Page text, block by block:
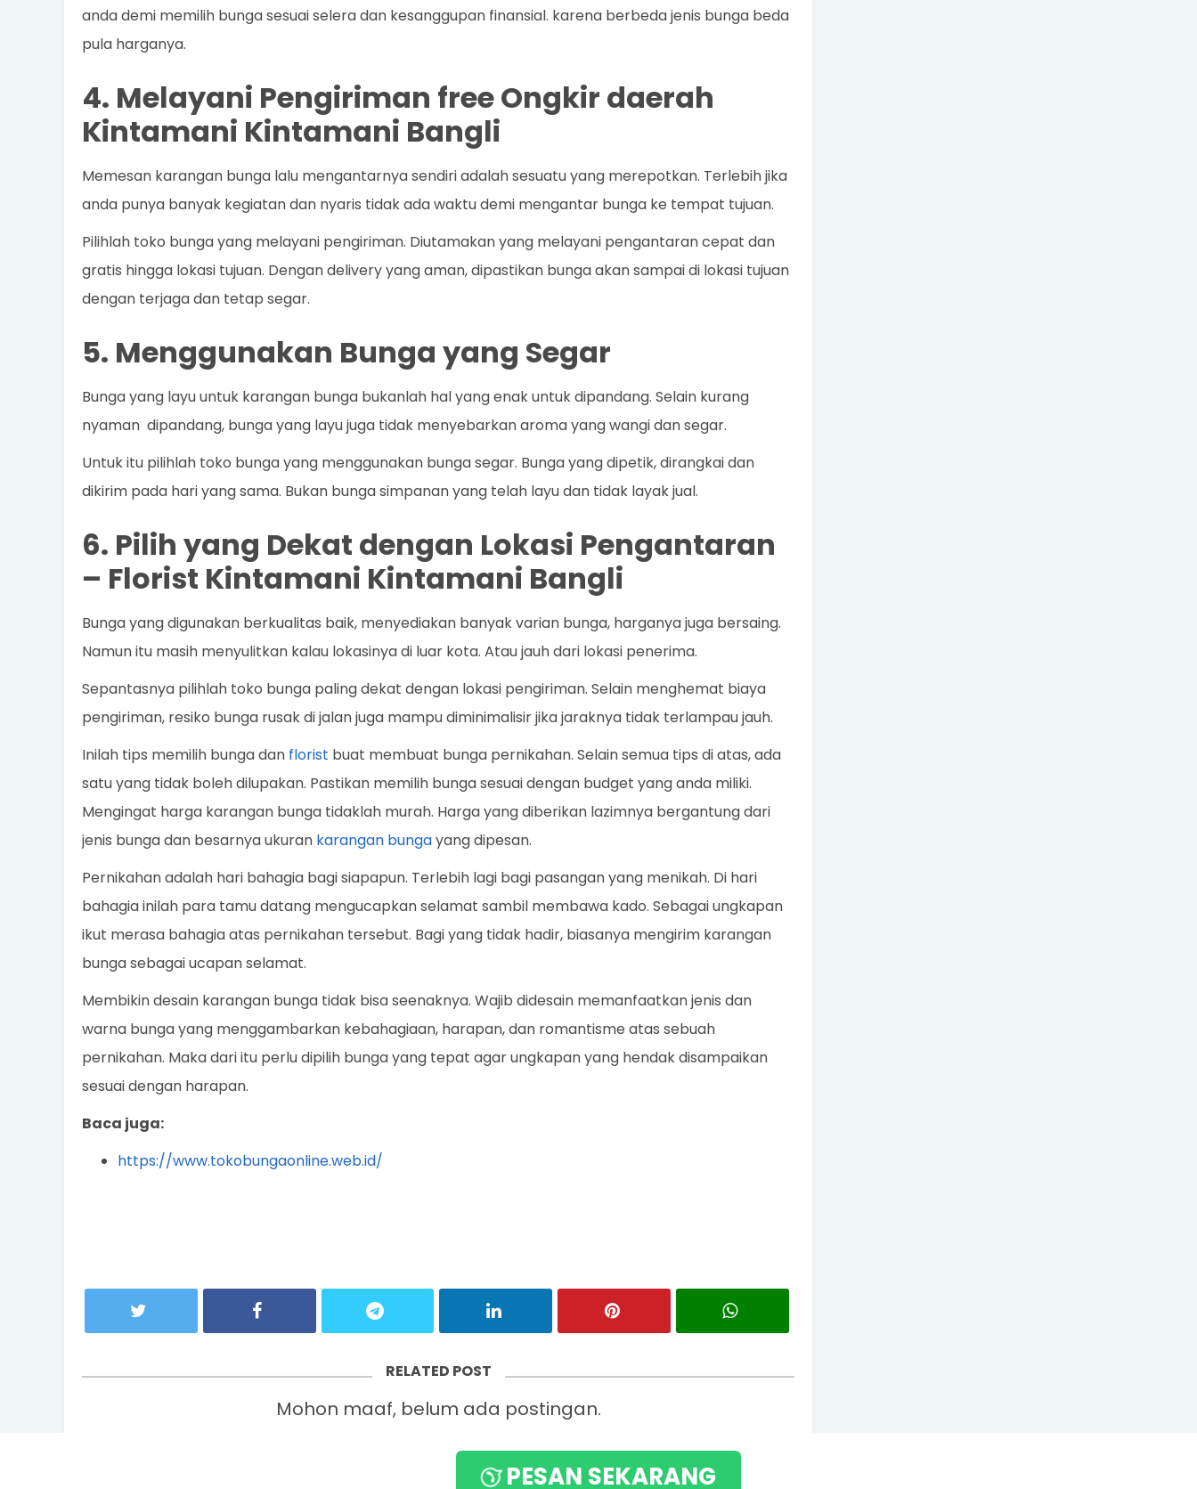
anda demi memilih bunga sesuai selera dan kesanggupan finansial. karena berbeda jenis bunga beda
pula harganya.
4. Melayani Pengiriman free Ongkir daerah
Kintamani Kintamani Bangli
Memesan karangan bunga lalu mengantarnya sendiri adalah sesuatu yang merepotkan. Terlebih jika
anda punya banyak kegiatan dan nyaris tidak ada waktu demi mengantar bunga ke tempat tujuan.
Pilihlah toko bunga yang melayani pengiriman. Diutamakan yang melayani pengantaran cepat dan
gratis hingga lokasi tujuan. Dengan delivery yang aman, dipastikan bunga akan sampai di lokasi tujuan
dengan terjaga dan tetap segar.
5. Menggunakan Bunga yang Segar
Bunga yang layu untuk karangan bunga bukanlah hal yang enak untuk dipandang. Selain kurang
nyaman dipandang, bunga yang layu juga tidak menyebarkan aroma yang wangi dan segar.
Untuk itu pilihlah toko bunga yang menggunakan bunga segar. Bunga yang dipetik, dirangkai dan
dikirim pada hari yang sama. Bukan bunga simpanan yang telah layu dan tidak layak jual.
6. Pilih yang Dekat dengan Lokasi Pengantaran
– Florist Kintamani Kintamani Bangli
Bunga yang digunakan berkualitas baik, menyediakan banyak varian bunga, harganya juga bersaing.
Namun itu masih menyulitkan kalau lokasinya di luar kota. Atau jauh dari lokasi penerima.
Sepantasnya pilihlah toko bunga paling dekat dengan lokasi pengiriman. Selain menghemat biaya
pengiriman, resiko bunga rusak di jalan juga mampu diminimalisir jika jaraknya tidak terlampau jauh.
Inilah tips memilih bunga dan florist buat membuat bunga pernikahan. Selain semua tips di atas, ada
satu yang tidak boleh dilupakan. Pastikan memilih bunga sesuai dengan budget yang anda miliki.
Mengingat harga karangan bunga tidaklah murah. Harga yang diberikan lazimnya bergantung dari
jenis bunga dan besarnya ukuran karangan bungayang dipesan.
Pernikahan adalah hari bahagia bagi siapapun. Terlebih lagi bagi pasangan yang menikah. Di hari
bahagia inilah para tamu datang mengucapkan selamat sambil membawa kado. Sebagai ungkapan
ikut merasa bahagia atas pernikahan tersebut. Bagi yang tidak hadir, biasanya mengirim karangan
bunga sebagai ucapan selamat.
Membikin desain karangan bunga tidak bisa seenaknya. Wajib didesain memanfaatkan jenis dan
warna bunga yang menggambarkan kebahagiaan, harapan, dan romantisme atas sebuah
pernikahan. Maka dari itu perlu dipilih bunga yang tepat agar ungkapan yang hendak disampaikan
sesuai dengan harapan.
Baca juga:
https://www.tokobungaonline.web.id/
RELATED POST
Mohon maaf, belum ada postingan.
PESAN SEKARANG